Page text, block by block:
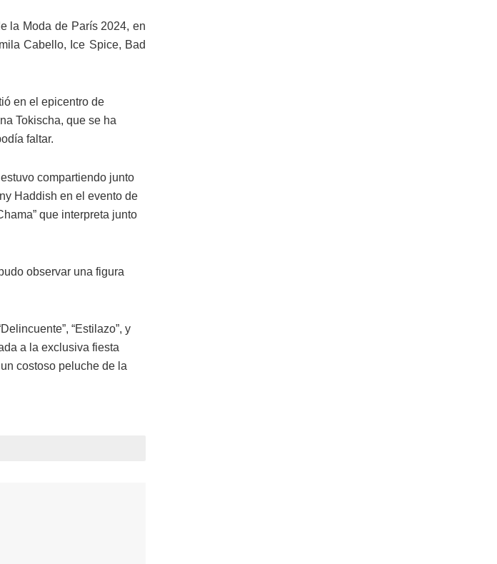
la Moda de París 2024, en
Cabello, Ice Spice, Bad
en el epicentro de
Tokischa, que se ha
faltar.
compartiendo junto
Haddish en el evento de
que interpreta junto
observar una figura
“Estilazo”, y
a la exclusiva fiesta
costoso peluche de la